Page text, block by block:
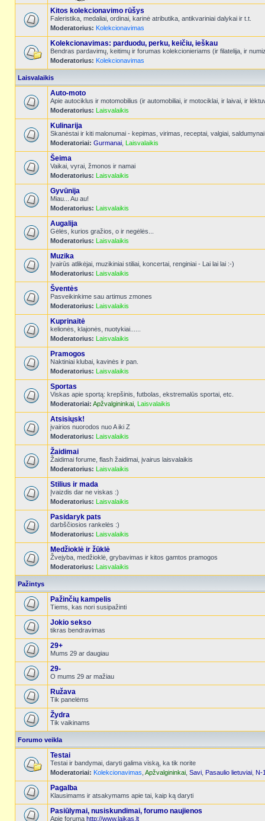
Kitos kolekcionavimo rūšys
Faleristika, medaliai, ordinai, karinė atributika, antikvariniai dalykai ir t.t.
Moderatorius: Kolekcionavimas
Kolekcionavimas: parduodu, perku, keičiu, ieškau
Bendras pardavimų, keitimų ir forumas kolekcionieriams (ir filatelija, ir
Moderatorius: Kolekcionavimas
Laisvalaikis
Auto-moto
Apie autociklus ir motomobilius (ir automobiliai, ir motociklai, ir laivai, ir
Moderatorius: Laisvalaikis
Kulinarija
Skanėstai ir kiti malonumai - kepimas, virimas, receptai, valgiai,
Moderatoriai: Gurmanai Laisvalaikis
Šeima
Vaikai, vyrai, žmonos ir namai
Moderatorius: Laisvalaikis
Gyvūnija
Miau... Au au!
Moderatorius: Laisvalaikis
Augalija
Gėlės, kurios gražios, o ir negėlės...
Moderatorius: Laisvalaikis
Muzika
Įvairūs atlikėjai, muzikiniai stiliai, koncertai, renginiai - Lai lai lai :-)
Moderatorius: Laisvalaikis
Šventės
Pasveikinkime sau artimus zmones
Moderatorius: Laisvalaikis
Kuprinaitė
kelionės, klajonės, nuotykiai......
Moderatorius: Laisvalaikis
Pramogos
Naktiniai klubai, kavinės ir pan.
Moderatorius: Laisvalaikis
Sportas
Viskas apie sportą: krepšinis, futbolas, ekstremalūs sportai, etc.
Moderatoriai: Apžvalgininkai Laisvalaikis
Atsisiųsk!
įvairios nuorodos nuo A iki Z
Moderatorius: Laisvalaikis
Žaidimai
Žaidimai forume, flash žaidimai, įvairus laisvalaikis
Moderatorius: Laisvalaikis
Stilius ir mada
Įvaizdis dar ne viskas :)
Moderatorius: Laisvalaikis
Pasidaryk pats
darbščiosios rankelės :)
Moderatorius: Laisvalaikis
Medžioklė ir žūklė
Žvejyba, medžioklė, grybavimas ir kitos gamtos pramogos
Moderatorius: Laisvalaikis
Pažintys
Pažinčių kampelis
Tiems, kas nori susipažinti
Jokio sekso
tikras bendravimas
29+
Mums 29 ar daugiau
29-
O mums 29 ar mažiau
Ružava
Tik panelėms
Žydra
Tik vaikinams
Forumo veikla
Testai
Testai ir bandymai, daryti galima viską, ka tik norite
Moderatoriai: Kolekcionavimas Apžvalgininkai Savi Pasaulio lietuviai N-
Pagalba
Klausimams ir atsakymams apie tai, kaip ką daryti
Pasiūlymai, nusiskundimai, forumo naujienos
Apie forumą http://www.laikas.lt